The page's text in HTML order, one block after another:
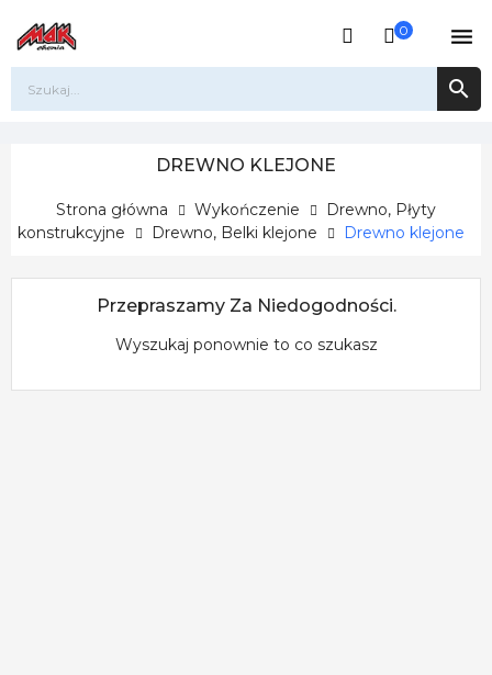
0 

DREWNO KLEJONE
Strona główna Wykończenie
Drewno, Płyty
konstrukcyjne
Drewno, Belki klejone Drewno klejone
Przepraszamy Za Niedogodności.
Wyszukaj ponownie to co szukasz